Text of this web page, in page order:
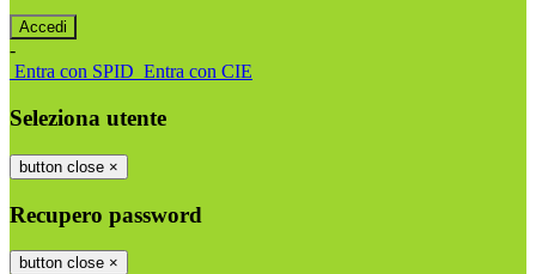
-
Entra con SPID Entra con CIE
Seleziona utente
button close ×
Recupero password
button close ×